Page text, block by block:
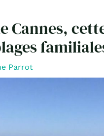
Cannes,
Parrot